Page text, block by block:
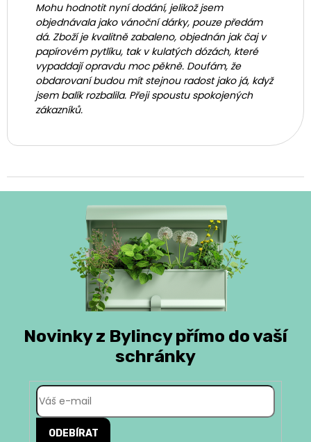
Mohu hodnotit nyní dodání, jelikož jsem
objednávala jako vánoční dárky, pouze předám
dá. Zboží je kvalitně zabaleno, objednán jak čaj v
papírovém pytlíku, tak v kulatých dózách, které
vypaddají opravdu moc pěkně. Doufám, že
obdarovaní budou mít stejnou radost jako já, když
jsem balík rozbalila. Přeji spoustu spokojených
zákazníků.
Novinky z Bylincy přímo do vaší
schránky
ODEBÍRAT